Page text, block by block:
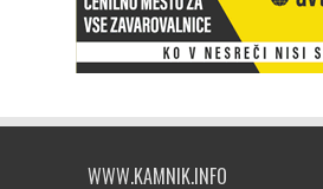
WWW.KAMNIK.INFO